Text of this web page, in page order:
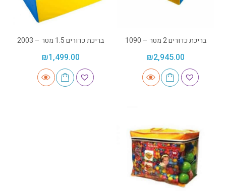
בריכת כדורים 2 מטר – 1090
₪2,945.00
בריכת כדורים 1.5 מטר – 2003
₪1,499.00